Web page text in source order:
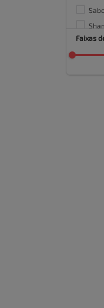
Faixas